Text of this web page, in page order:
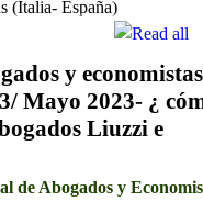
(Italia- España)
y economistas
Mayo 2023- ¿
Liuzzi e
de Abogados y